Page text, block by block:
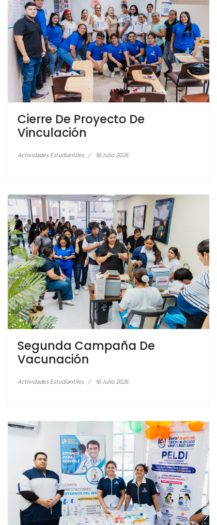
Cierre De Proyecto De
Vinculación
Actividades Estudiantiles 18 Julio 2026
LEER MÁS… SEGUNDA CAMPAÑA DE
VACUNACIÓN
Segunda Campaña De
Vacunación
Actividades Estudiantiles 16 Julio 2026
LEER MÁS… JORNADA DE SALUD